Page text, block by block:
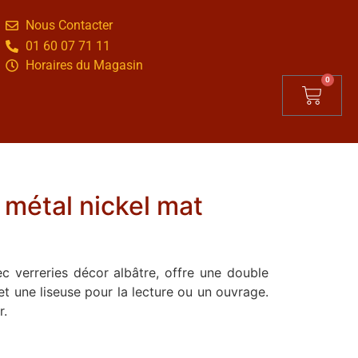
Nous Contacter
01 60 07 71 11
Horaires du Magasin
0
nickel mat
verreries décor albâtre, offre une double
une liseuse pour la lecture ou un ouvrage.